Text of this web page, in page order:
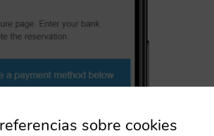
sobre cookies